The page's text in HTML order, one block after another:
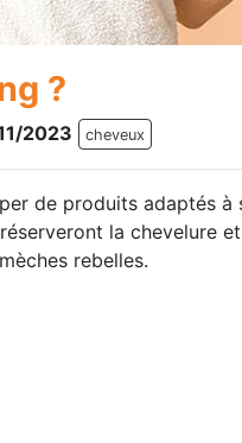
?
2023 cheveux
de produits adaptés à
la chevelure
rebelles.